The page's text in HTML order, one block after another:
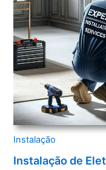
Instalação
Instalação de